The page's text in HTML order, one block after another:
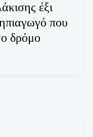
έξι
που
δρόμο